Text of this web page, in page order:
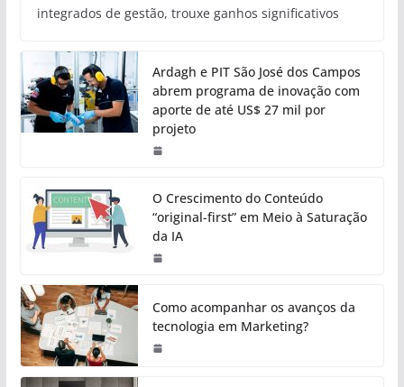
integrados de gestão, trouxe ganhos significativos
Ardagh e PIT São José dos Campos
abrem programa de inovação com
aporte de até US$ 27 mil por
projeto
O Crescimento do Conteúdo
“original-first” em Meio à Saturação
da IA
Como acompanhar os avanços da
tecnologia em Marketing?